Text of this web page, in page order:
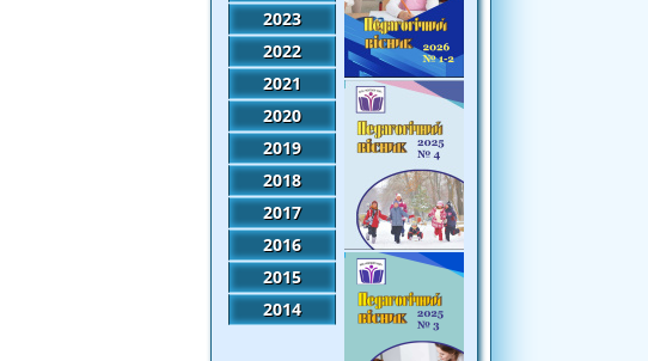
2023
2022
2021
2020
2019
2018
2017
2016
2015
2014